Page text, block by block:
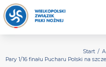
Start /
Pary 1/16 finału Pucharu Polski na